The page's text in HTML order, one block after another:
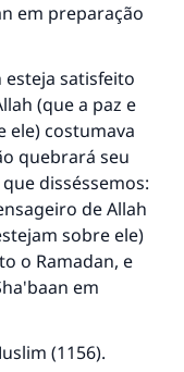
em preparação
esteja satisfeito
(que a paz e
ele) costumava
quebrará seu
disséssemos:
de Allah
sobre ele)
o Ramadan, e
em
(1156).